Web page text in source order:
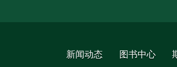
新闻动态 图书中心